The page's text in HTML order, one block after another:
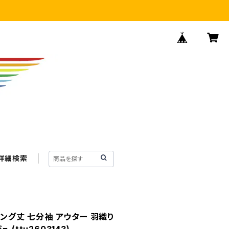
細検索
グ丈 七分袖 アウター 羽織り